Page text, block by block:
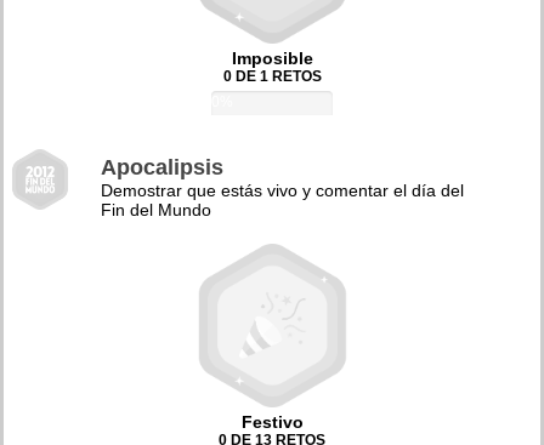
Imposible
0 DE 1 RETOS
Apocalipsis
Demostrar que estás vivo y comentar el día del
Fin del Mundo
Festivo
0 DE 13 RETOS